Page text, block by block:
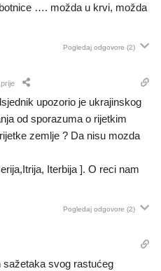
…. možda u krvi, možda
Pogledaj odgovore (2)
upozorio je ukrajinskog
od sporazuma o rijetkim
zemlje ? Da nisu mozda
Iterbija ]. O reci nam
Pogledaj odgovore (2)
sažetaka svog rastućeg